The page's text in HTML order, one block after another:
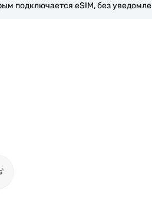
подключается eSIM, без